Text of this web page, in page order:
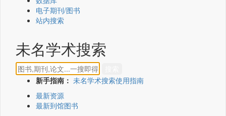
电子期刊/图书
站内搜索
未名学术搜索
新手指南： 未名学术搜索使用指南
最新资源
最新到馆图书